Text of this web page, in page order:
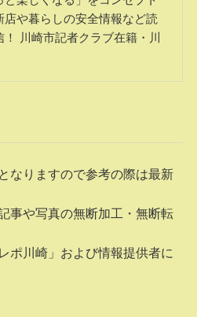
や暮らしの安全情報など読
川崎市記者クラブ在籍・川
なりますので参考の際は最新
事や写真の無断加工・無断転
ポ川崎」および情報提供者に